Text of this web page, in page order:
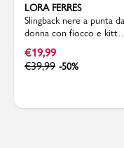
LORA FERRES
Slingback nere a punta da
donna con fiocco e
heels 7,5 cm Lora Ferres
€19,99
€39,99 -50%